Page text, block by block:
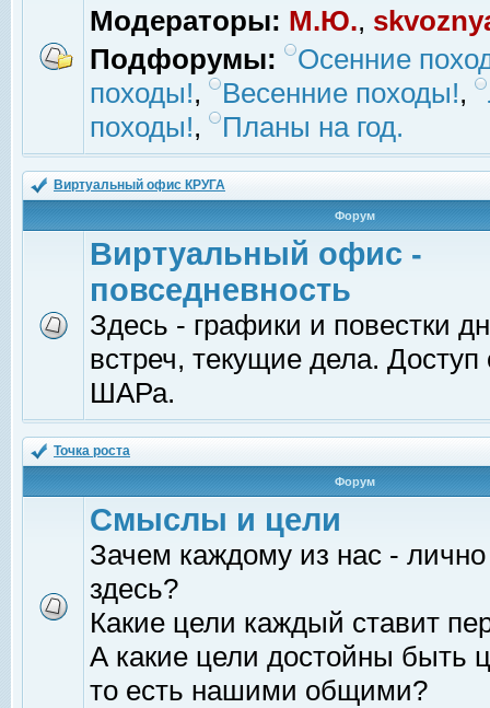
Модераторы: М.Ю.,
Подфорумы:
Осенние
походы!, Весенние походы!,
походы!, Планы на год.
Виртуальный офис КРУГА
Форум
Виртуальный офис -
повседневность
Здесь - графики и повестки
встреч, текущие дела.
ШАРа.
Точка роста
Форум
Смыслы и цели
Зачем каждому из нас -
здесь?
Какие цели каждый ставит
А какие цели достойны быть
то есть нашими общими?